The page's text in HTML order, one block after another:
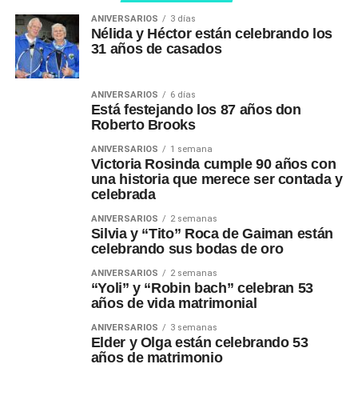
ANIVERSARIOS 3 días
Nélida y Héctor están celebrando los
31 años de casados
ANIVERSARIOS 6 días
Está festejando los 87 años don
Roberto Brooks
ANIVERSARIOS 1 semana
Victoria Rosinda cumple 90 años con
una historia que merece ser contada y
celebrada
ANIVERSARIOS 2 semanas
Silvia y “Tito” Roca de Gaiman están
celebrando sus bodas de oro
ANIVERSARIOS 2 semanas
“Yoli” y “Robin bach” celebran 53
años de vida matrimonial
ANIVERSARIOS 3 semanas
Elder y Olga están celebrando 53
años de matrimonio